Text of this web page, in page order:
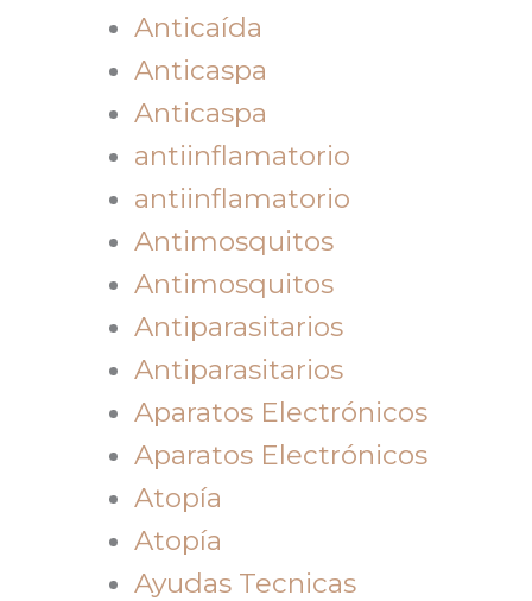
Anticaída
Anticaspa
Anticaspa
antiinflamatorio
antiinflamatorio
Antimosquitos
Antimosquitos
Antiparasitarios
Antiparasitarios
Aparatos Electrónicos
Aparatos Electrónicos
Atopía
Atopía
Ayudas Tecnicas